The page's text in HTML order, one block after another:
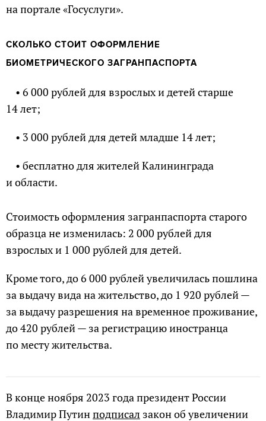
на портале «Госуслуги».
СКОЛЬКО СТОИТ ОФОРМЛЕНИЕ
БИОМЕТРИЧЕСКОГО ЗАГРАНПАСПОРТА
• 6 000 рублей для взрослых и детей старше
14 лет;
• 3 000 рублей для детей младше 14 лет;
• бесплатно для жителей Калининграда
и области.
Стоимость оформления загранпаспорта старого
образца не изменилась: 2 000 рублей для
взрослых и 1 000 рублей для детей.
Кроме того, до 6 000 рублей увеличилась пошлина
за выдачу вида на жительство, до 1 920 рублей —
за выдачу разрешения на временное проживание,
до 420 рублей — за регистрацию иностранца
по месту жительства.
В конце ноября 2023 года президент России
Владимир Путинподписал закон об увеличении